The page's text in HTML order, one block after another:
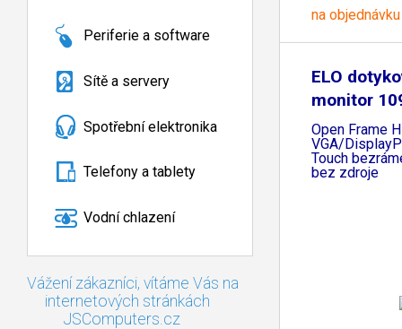
Periferie a software
Sítě a servery
Spotřební elektronika
Telefony a tablety
Vodní chlazení
Vážení zákazníci, vítáme Vás na
internetových stránkách
JSComputers.cz
na objednávku
ELO
monitor
LED
Open Frame
VGA/
Touch
bez zdroje